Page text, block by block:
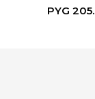
PYG